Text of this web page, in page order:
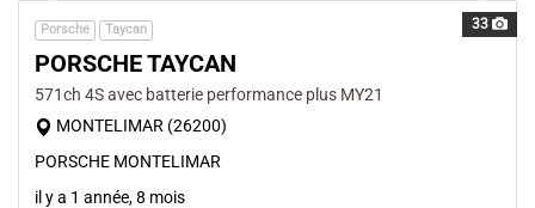
33
Next
Porsche Taycan
PORSCHE TAYCAN
571ch 4S avec batterie performance plus MY21
MONTELIMAR (26200)
PORSCHE MONTELIMAR
il y a 1 année, 8 mois